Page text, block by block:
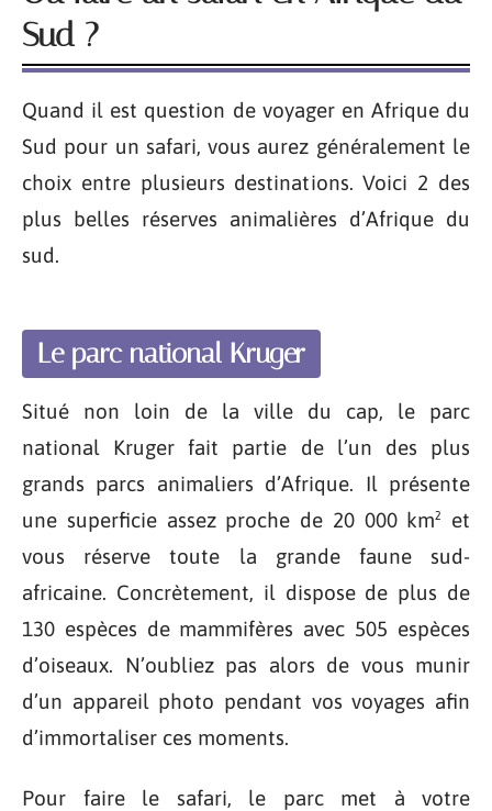
Sud ?
Quand il est question de voyager en Afrique du
Sud pour un safari, vous aurez généralement le
choix entre plusieurs destinations. Voici 2 des
plus belles réserves animalières d’Afrique du
sud.
Le parc national Kruger
Situé non loin de la ville du cap, le parc
national Kruger fait partie de l’un des plus
grands parcs animaliers d’Afrique. Il présente
une superficie assez proche de 20 000 km² et
vous réserve toute la grande faune sud-
africaine. Concrètement, il dispose de plus de
130 espèces de mammifères avec 505 espèces
d’oiseaux. N’oubliez pas alors de vous munir
d’un appareil photo pendant vos voyages afin
d’immortaliser ces moments.
Pour faire le safari, le parc met à votre